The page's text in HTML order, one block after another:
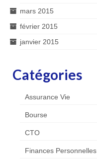
mars 2015
février 2015
janvier 2015
Catégories
Assurance Vie
Bourse
CTO
Finances Personnelles